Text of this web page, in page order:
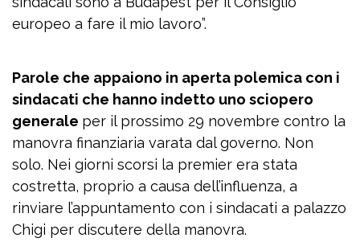
europeo a fare il mio lavoro”.
Parole che appaiono in aperta polemica con i
sindacati che hanno indetto uno sciopero
generale per il prossimo 29 novembre contro la
manovra finanziaria varata dal governo. Non
solo. Nei giorni scorsi la premier era stata
costretta, proprio a causa dell’influenza, a
rinviare l’appuntamento con i sindacati a palazzo
Chigi per discutere della manovra.